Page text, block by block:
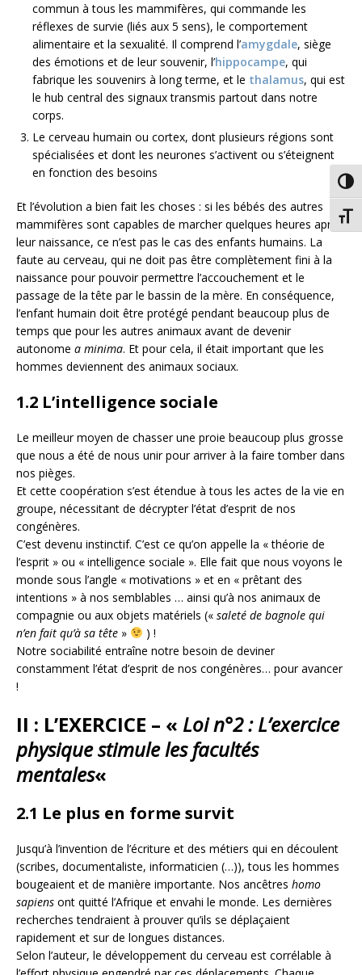
commun à tous les mammifères, qui commande les
réflexes de survie (liés aux 5 sens), le comportement
alimentaire et la sexualité. Il comprend l’amygdale, siège
des émotions et de leur souvenir, l’hippocampe, qui
fabrique les souvenirs à long terme, et le thalamus, qui est
le hub central des signaux transmis partout dans notre
corps.
Le cerveau humain ou cortex, dont plusieurs régions sont
spécialisées et dont les neurones s’activent ou s’éteignent
en fonction des besoins
Et l’évolution a bien fait les choses : si les bébés des autres
mammifères sont capables de marcher quelques heures après
leur naissance, ce n’est pas le cas des enfants humains. La
faute au cerveau, qui ne doit pas être complètement fini à la
naissance pour pouvoir permettre l’accouchement et le
passage de la tête par le bassin de la mère. En conséquence,
l’enfant humain doit être protégé pendant beaucoup plus de
temps que pour les autres animaux avant de devenir
autonome a minima. Et pour cela, il était important que les
hommes deviennent des animaux sociaux.
1.2 L’intelligence sociale
Le meilleur moyen de chasser une proie beaucoup plus grosse
que nous a été de nous unir pour arriver à la faire tomber dans
nos pièges.
Et cette coopération s’est étendue à tous les actes de la vie en
groupe, nécessitant de décrypter l’état d’esprit de nos
congénères.
C’est devenu instinctif. C’est ce qu’on appelle la « théorie de
l’esprit » ou « intelligence sociale ». Elle fait que nous voyons le
monde sous l’angle « motivations » et en « prêtant des
intentions » à nos semblables … ainsi qu’à nos animaux de
compagnie ou aux objets matériels (« saleté de bagnole qui
n’en fait qu’à sa tête »
) !
Notre sociabilité entraîne notre besoin de deviner
constamment l’état d’esprit de nos congénères… pour avancer
!
II : L’EXERCICE – « Loi n°2 : L’exercice
physique stimule les facultés
mentales«
2.1 Le plus en forme survit
Jusqu’à l’invention de l’écriture et des métiers qui en découlent
(scribes, documentaliste, informaticien (…)), tous les hommes
bougeaient et de manière importante. Nos ancêtres homo
sapiens ont quitté l’Afrique et envahi le monde. Les dernières
recherches tendraient à prouver qu’ils se déplaçaient
rapidement et sur de longues distances.
Selon l’auteur, le développement du cerveau est corrélable à